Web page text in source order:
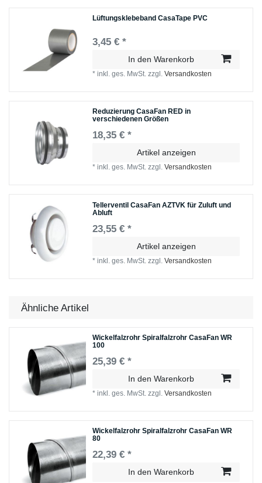
Lüftungsklebeband CasaTape PVC
3,45 € *
In den Warenkorb
*inkl. ges. MwSt. zzgl.Versandkosten
Reduzierung CasaFan RED in
verschiedenen Größen
18,35 € *
Artikel anzeigen
*inkl. ges. MwSt. zzgl.Versandkosten
Tellerventil CasaFan AZTVK für Zuluft und
Abluft
23,55 € *
Artikel anzeigen
*inkl. ges. MwSt. zzgl.Versandkosten
Ähnliche Artikel
Wickelfalzrohr Spiralfalzrohr CasaFan WR
100
25,39 € *
In den Warenkorb
*inkl. ges. MwSt. zzgl.Versandkosten
Wickelfalzrohr Spiralfalzrohr CasaFan WR
80
22,39 € *
In den Warenkorb